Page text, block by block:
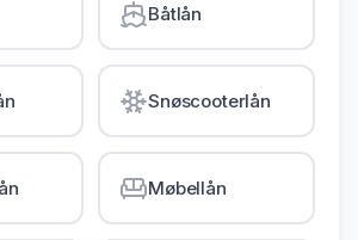
Gjeldsordning
Inkassohjelp
LÅN & KREDITT
Smålån
Lån uten sikkerhet
Båtlån
Snøscooterlån
Møbellån